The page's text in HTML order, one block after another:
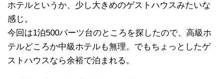
ホテルというか、少し大きめのゲストハウスみたいな
感じ。
今回は1泊500バーツ台のところを探したので、高級ホ
テルどころか中級ホテルも無理。でもちょっとしたゲ
ストハウスなら余裕で泊まれる。